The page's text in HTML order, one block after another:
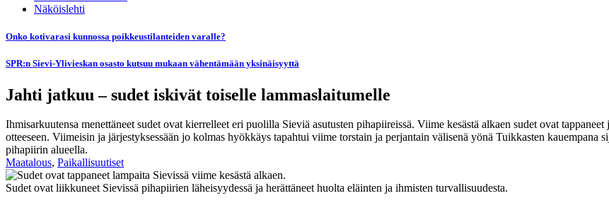
Näköislehti
Onko kotivarasi kunnossa poikkeustilanteiden varalle?
SPR:n Sievi-Ylivieskan osasto kutsuu mukaan vähentämään yksinäisyyttä
Jahti jatkuu – sudet iskivät toiselle lammaslaitumelle
Ihmisarkuutensa menettäneet sudet ovat kierrelleet eri puolilla Sieviä asutusten pihapiireissä. Viime kesästä alkaen sudet ovat
otteeseen. Viimeisin ja järjestyksessään jo kolmas hyökkäys tapahtui viime torstain ja perjantain välisenä yönä Tuikkasten kauempana
pihapiirin alueella.
Maatalous, Paikallisuutiset
Sudet ovat liikkuneet Sievissä pihapiirien läheisyydessä ja herättäneet huolta eläinten ja ihmisten turvallisuudesta.